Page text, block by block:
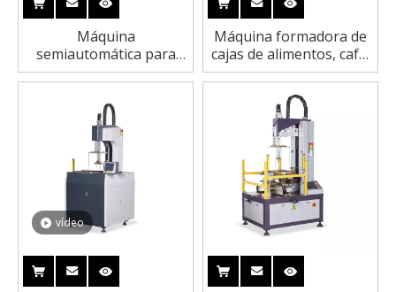
Máquina
semiautomática para
fabricar cajas de
perfumes, teléfonos,
relojes y computadoras
Máquina formadora de
cajas de alimentos, café,
perfumes y teléfonos
con ajuste inteligente
vídeo